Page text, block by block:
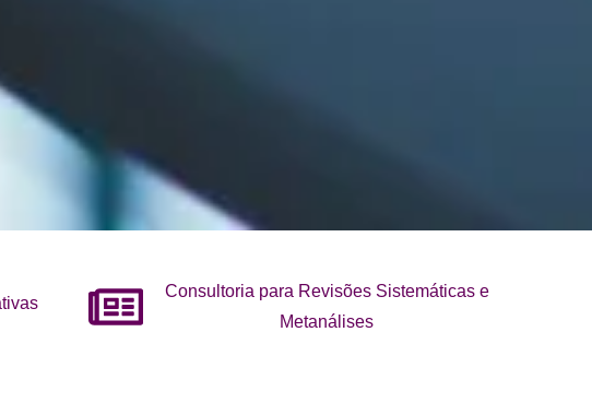
Consultoria para Revisões Sistemáticas e
Metanálises